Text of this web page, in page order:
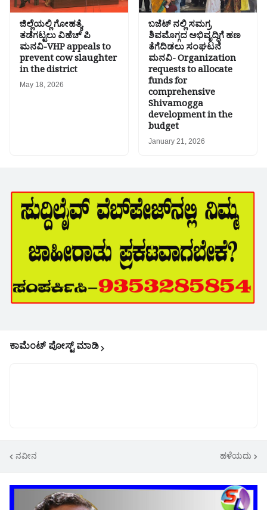
ಜಿಲ್ಲೆಯಲ್ಲಿ ಗೋಹತ್ಯೆ
ತಡೆಗಟ್ಟಲು ವಿಹೆಚ್ ಪಿ
ಮನವಿ-VHP appeals to
prevent cow slaughter
in the district
May 18, 2026
ಬಜೆಟ್ ನಲ್ಲಿ ಸಮಗ್ರ
ಶಿವಮೊಗ್ಗದ ಅಭಿವೃದ್ಧಿಗೆ ಹಣ
ತೆಗೆದಿಡಲು ಸಂಘಟನೆ
ಮನವಿ- Organization
requests to allocate
funds for
comprehensive
Shivamogga
development in the
budget
January 21, 2026
ಕಾಮೆಂಟ್‌‌ ಪೋಸ್ಟ್‌ ಮಾಡಿ
ನವೀನ ಹಳೆಯದು